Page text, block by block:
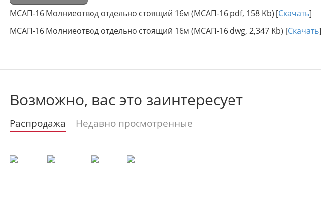
МСАП-16 Молниеотвод отдельно стоящий 16м (МСАП-16.pdf, 158 Kb) [Скачать]
МСАП-16 Молниеотвод отдельно стоящий 16м (МСАП-16.dwg, 2,347 Kb) [Скачать]
Возможно, вас это заинтересует
Распродажа Недавно просмотренные